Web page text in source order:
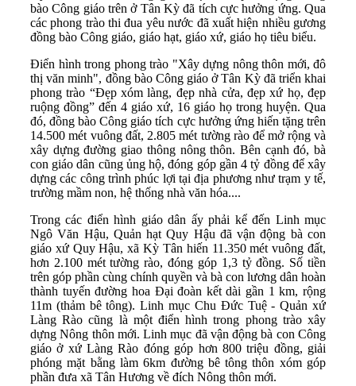
bào Công giáo trên ở Tân Kỳ đã tích cực hưởng ứng. Qua
các phong trào thi đua yêu nước đã xuất hiện nhiều gương
đồng bào Công giáo, giáo hạt, giáo xứ, giáo họ tiêu biểu.
Điển hình trong phong trào "Xây dựng nông thôn mới, đô
thị văn minh", đồng bào Công giáo ở Tân Kỳ đã triển khai
phong trào “Đẹp xóm làng, đẹp nhà cửa, đẹp xứ họ, đẹp
ruộng đồng” đến 4 giáo xứ, 16 giáo họ trong huyện. Qua
đó, đồng bào Công giáo tích cực hưởng ứng hiến tặng trên
14.500 mét vuông đất, 2.805 mét tường rào để mở rộng và
xây dựng đường giao thông nông thôn. Bên cạnh đó, bà
con giáo dân cũng ủng hộ, đóng góp gần 4 tỷ đồng để xây
dựng các công trình phúc lợi tại địa phương như trạm y tế,
trường mầm non, hệ thống nhà văn hóa....
Trong các điển hình giáo dân ấy phải kể đến Linh mục
Ngô Văn Hậu, Quản hạt Quy Hậu đã vận động bà con
giáo xứ Quy Hậu, xã Kỳ Tân hiến 11.350 mét vuông đất,
hơn 2.100 mét tường rào, đóng góp 1,3 tỷ đồng. Số tiền
trên góp phần cùng chính quyền và bà con lương dân hoàn
thành tuyến đường hoa Đại đoàn kết dài gần 1 km, rộng
11m (thảm bê tông). Linh mục Chu Đức Tuệ - Quản xứ
Làng Rào cũng là một điển hình trong phong trào xây
dựng Nông thôn mới. Linh mục đã vận động bà con Công
giáo ở xứ Làng Rào đóng góp hơn 800 triệu đồng, giải
phóng mặt bằng làm 6km đường bê tông thôn xóm góp
phần đưa xã Tân Hương về đích Nông thôn mới.